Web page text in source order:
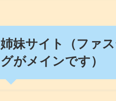
姉妹サイト（ファ
グがメインです）